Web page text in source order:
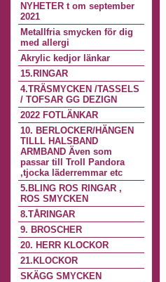
NYHETER t om september
2021
Metallfria smycken för dig
med allergi
Akrylic kedjor länkar
15.RINGAR
4.TRÄSMYCKEN /TASSELS
/ TOFSAR GG DEZIGN
2022 FOTLÄNKAR
10. BERLOCKER/HÄNGEN
TILLL HALSBAND
ARMBAND Även som
passar till Troll Pandora
,tjocka läderremmar etc
5.BLING ROS RINGAR ,
ROS SMYCKEN
8.TÅRINGAR
9. BROSCHER
20. HERR KLOCKOR
21.KLOCKOR
SKÄGG SMYCKEN